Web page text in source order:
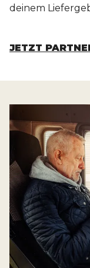
deinem
JETZT